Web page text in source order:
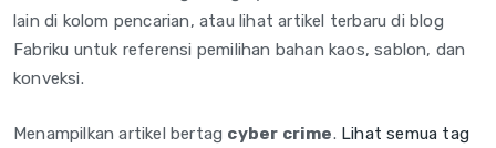
lain di kolom pencarian, atau lihat artikel terbaru di blog
Fabriku untuk referensi pemilihan bahan kaos, sablon, dan
konveksi.
Menampilkan artikel bertag cyber crime. Lihat semua tag